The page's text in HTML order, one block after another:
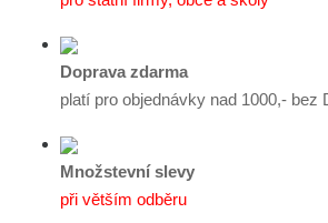
Doprava zdarma
platí pro objednávky nad 1000,- bez
Množstevní slevy
při větším odběru